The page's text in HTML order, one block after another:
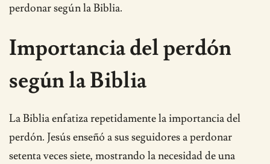
perdonar según la Biblia.
Importancia del perdón
según la Biblia
La Biblia enfatiza repetidamente la importancia del
perdón. Jesús enseñó a sus seguidores a perdonar
setenta veces siete, mostrando la necesidad de una